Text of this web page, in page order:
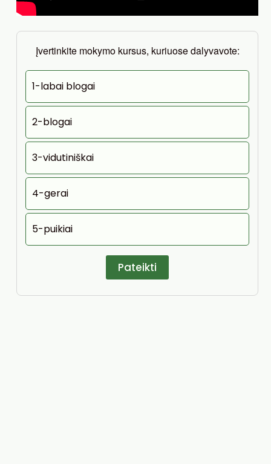
Įvertinkite mokymo kursus, kuriuose dalyvavote:
1-labai blogai
2-blogai
3-vidutiniškai
4-gerai
5-puikiai